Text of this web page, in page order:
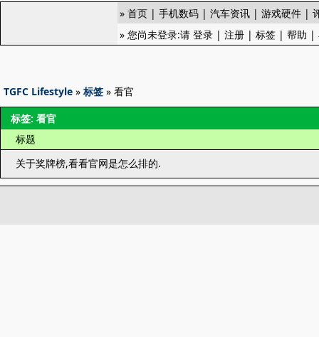
» 首页 | 手机数码 | 汽车资讯 | 游戏硬件 |
» 您尚未登录:请 登录 | 注册 | 标签 | 帮助 |
TGFC Lifestyle » 标签 » 看官
标签: 看官
标题
关于奖牌榜,看看官网是怎么排的.